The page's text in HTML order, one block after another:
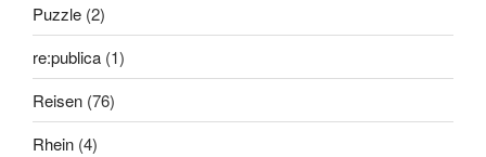
Puzzle (2)
re:publica (1)
Reisen (76)
Rhein (4)